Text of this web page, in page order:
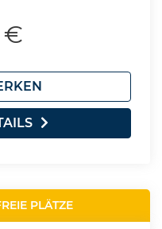
€
PLÄTZE